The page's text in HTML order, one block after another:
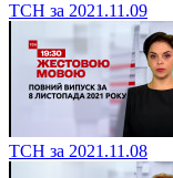
ТСН за 2021.11.09
ТСН за 2021.11.08